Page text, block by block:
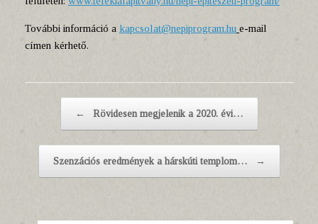
További információ a kapcsolat@nepiprogram.hu e-mail
címen kérhető.
←
Rövidesen megjelenik a 2020. évi…
Szenzációs eredmények a hárskúti templom… →